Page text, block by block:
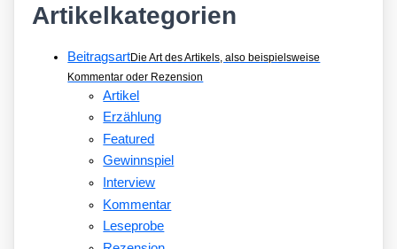
Artikelkategorien
BeitragsartDie Art des Artikels, also beispielsweise
Kommentar oder Rezension
Artikel
Erzählung
Featured
Gewinnspiel
Interview
Kommentar
Leseprobe